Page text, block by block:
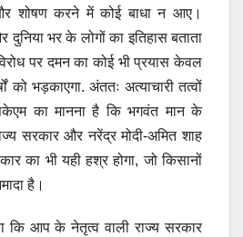
शोषण करने में कोई बाधा न आए।
दुनिया भर के लोगों का इतिहास बताता
पर दमन का कोई भी प्रयास केवल
भड़काएगा. अंततः अत्याचारी तत्वों
का मानना है कि भगवंत मान के
सरकार और नरेंद्र मोदी-अमित शाह
का भी यही हश्र होगा, जो किसानों
है।
कि आप के नेतृत्व वाली राज्य सरकार